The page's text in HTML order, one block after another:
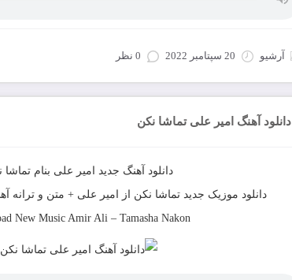
آرشیو 20 سپتامبر 2022 0 نظر
دانلود آهنگ امیر علی تماشا نکن
دانلود آهنگ جدید امیر علی بنامتماشا
دانلود موزیک جدید تماشا نکن از امیر علی + متن و ترانه
New MusicAmir Ali –Tamasha Nakon